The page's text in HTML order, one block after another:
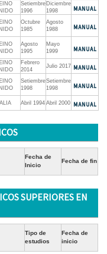
Setiembre
1996
Diciembre
1998
Octubre
1985
Agosto
1988
Agosto
1995
Mayo
1999
Febrero
2014
Julio 2017
Setiembre
1998
Setiembre
1998
Abril 1994 Abril 2000
Fecha de
Inicio
Fecha de fin
SUPERIORES EN
Tipo de
estudios
Fecha de
inicio